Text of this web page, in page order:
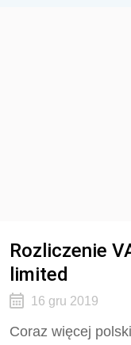
Rozliczenie
limited
16 gru 2019
Coraz więcej